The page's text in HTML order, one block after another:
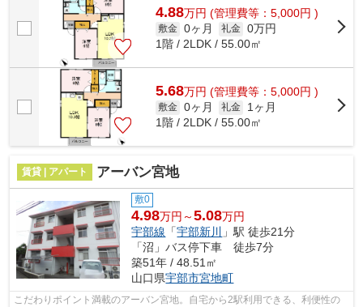
4.88万円 (管理費等：5,000円 )
敷金 0ヶ月 礼金 0万円
1階 / 2LDK / 55.00㎡
5.68万円 (管理費等：5,000円 )
敷金 0ヶ月 礼金
1ヶ月
1階 / 2LDK / 55.00㎡
賃貸 | アパート アーバン宮地
敷0
4.98万円～5.08万円
宇部線 「宇部新川
」駅 徒歩21分
「沼」バス停下車 徒歩7分
築51年 / 48.51㎡
山口県宇部市宮地町
こだわりポイント満載のアーバン宮地。自宅から2駅利用できる、利便性の